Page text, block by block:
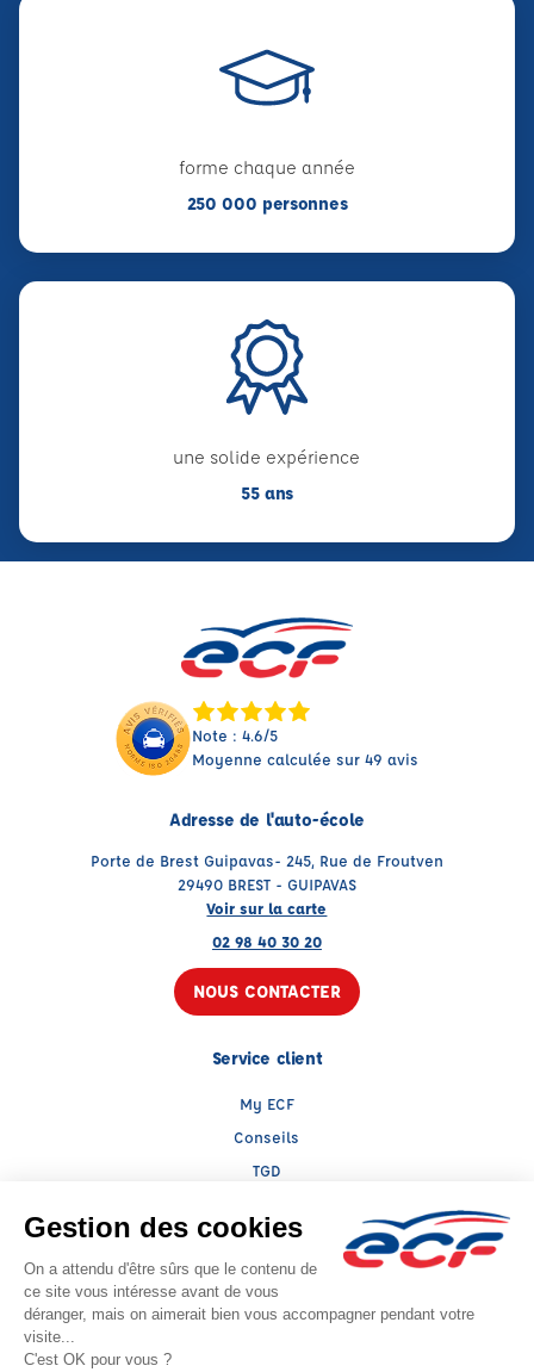
forme chaque année
250 000 personnes
une solide expérience
55 ans
Note : 4.6/5
Moyenne calculée sur 49 avis
Adresse de l'auto-école
Porte de Brest Guipavas- 245, Rue de Froutven
29490 BREST - GUIPAVAS
Voir sur la carte
02 98 40 30 20
NOUS CONTACTER
Service client
My ECF
Conseils
TGD
Le groupe ECF
Présentation
Trouver une agence